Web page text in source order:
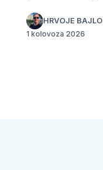
HRVOJE BAJLO
1 kolovoza 2026